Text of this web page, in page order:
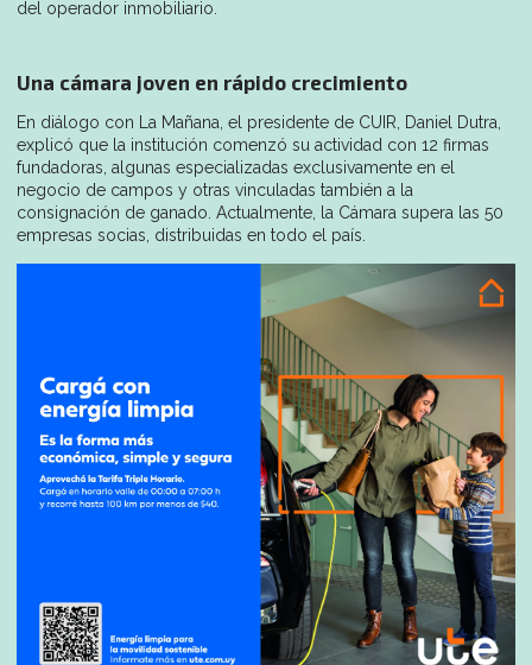
del operador inmobiliario.
Una cámara joven en rápido crecimiento
En diálogo con La Mañana, el presidente de CUIR, Daniel Dutra,
explicó que la institución comenzó su actividad con 12 firmas
fundadoras, algunas especializadas exclusivamente en el
negocio de campos y otras vinculadas también a la
consignación de ganado. Actualmente, la Cámara supera las 50
empresas socias, distribuidas en todo el país.